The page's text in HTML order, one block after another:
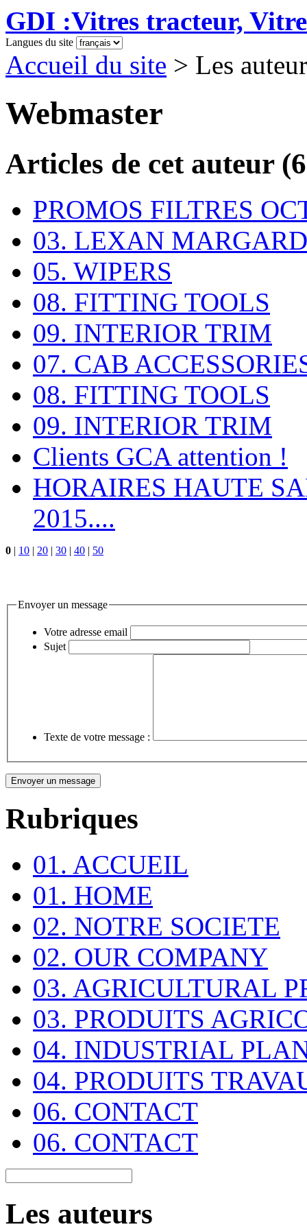
GDI :Vitres tracteur,
Langues du site
Accueil du site > Les
Webmaster
Articles de cet auteur
PROMOS FILTRES
03. LEXAN MARGARD
05. WIPERS
08. FITTING TOOLS
09. INTERIOR TRIM
07. CAB
08. FITTING TOOLS
09. INTERIOR TRIM
Clients GCA attention !
HORAIRES HAUTE
2015....
0 | 10 | 20 | 30 | 40 | 50
Envoyer un message
Votre adresse email
Sujet
Texte de votre message :
Rubriques
01. ACCUEIL
01. HOME
02. NOTRE SOCIETE
02. OUR COMPANY
03. AGRICULTURAL
03. PRODUITS
04. INDUSTRIAL
04. PRODUITS
06. CONTACT
06. CONTACT
Les auteurs